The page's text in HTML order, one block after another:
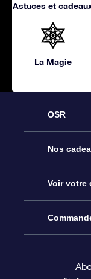
Astuces et
La Magie
OSR
Service
À propos
Nous
Nos
Cadeau
Coffret
Voir votre
Registre